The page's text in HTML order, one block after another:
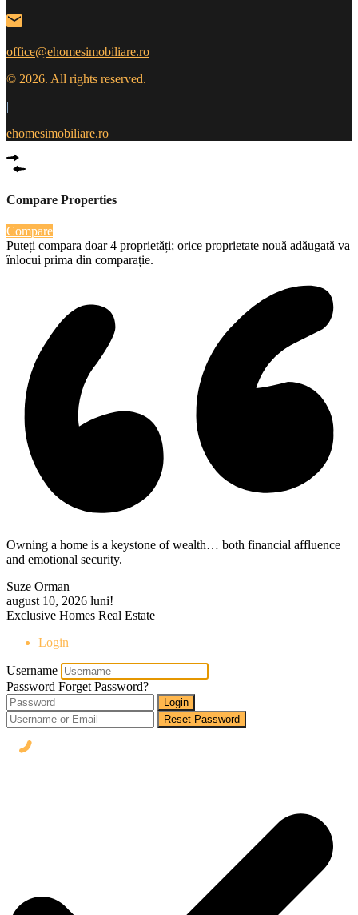
office@ehomesimobiliare.ro
© 2026. All rights reserved.
|
ehomesimobiliare.ro
Compare Properties
Compare
Puteți compara doar 4 proprietăți; orice proprietate nouă adăugată va
înlocui prima din comparație.
Owning a home is a keystone of wealth… both financial affluence
and emotional security.
Suze Orman
august 10, 2026 luni!
Exclusive Homes Real Estate
Login
Username
Password Forget Password?
Login
Reset Password